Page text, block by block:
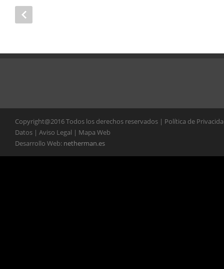
Copyright@2016 Todos los derechos reservados | Política de
Datos | Aviso Legal | Mapa Web
Desarrollo Web: netherman.es